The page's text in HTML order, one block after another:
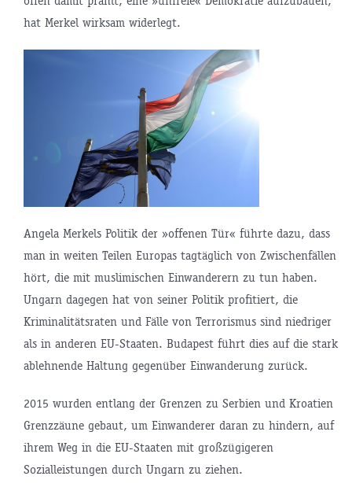
hat Merkel wirksam widerlegt.
Angela Merkels Politik der »offenen Tür« führte dazu, dass
man in weiten Teilen Europas tagtäglich von Zwischenfällen
hört, die mit muslimischen Einwanderern zu tun haben.
Ungarn dagegen hat von seiner Politik profitiert, die
Kriminalitätsraten und Fälle von Terrorismus sind niedriger
als in anderen EU-Staaten. Budapest führt dies auf die stark
ablehnende Haltung gegenüber Einwanderung zurück.
2015 wurden entlang der Grenzen zu Serbien und Kroatien
Grenzzäune gebaut, um Einwanderer daran zu hindern, auf
ihrem Weg in die EU-Staaten mit großzügigeren
Sozialleistungen durch Ungarn zu ziehen.